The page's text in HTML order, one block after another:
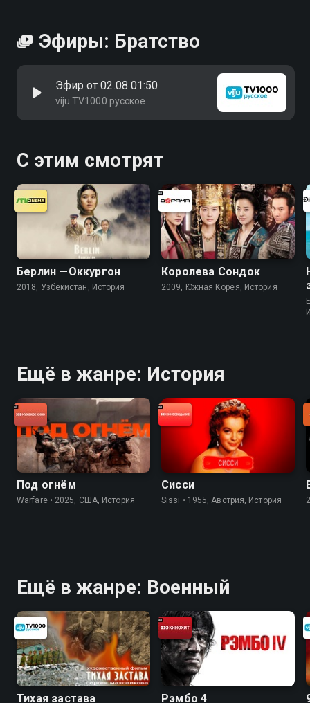
Эфиры: Братство
Эфир от 02.08 01:50
viju TV1000 русское
С этим смотрят
Берлин —Оккургон
2018, Узбекистан, История
Королева Сондок
2009, Южная Корея, История
Ещё в жанре: История
Под огнём
Warfare • 2025, США, История
Сисси
Sissi • 1955, Австрия, История
Ещё в жанре: Военный
Тихая застава Рэмбо 4